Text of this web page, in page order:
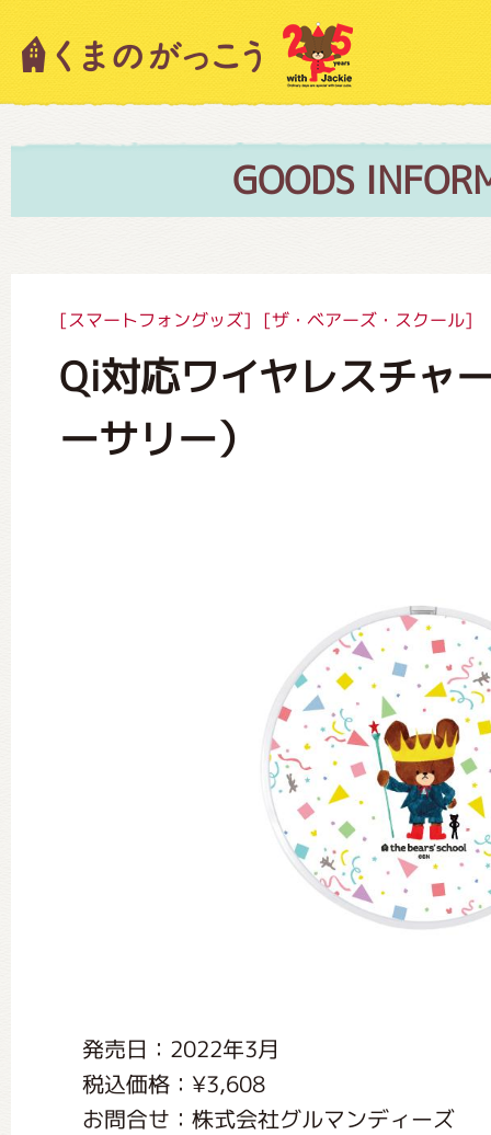
GOODS
[スマートフォングッズ] [ザ・ベアーズ・スクール]
Qi対応ワイヤレスチャ
ーサリー）
発売日：2022年3月
税込価格：¥3,608
お問合せ：株式会社グルマンディーズ
キャラクター紹介
絵本・作家紹介
ミュージカル・コンサート
おたのしみコンテンツ(クイズ・
チア ジャッキーズ！
くまのがっこう 家庭科部